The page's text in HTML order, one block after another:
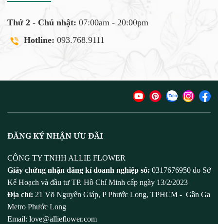
Thứ 2 - Chủ nhật: 07:00am - 20:00pm
Hotline: 093.768.9111
ĐĂNG KÝ NHẬN ƯU ĐÃI
CÔNG TY TNHH ALLIE FLOWER
Giấy chứng nhận đăng kí doanh nghiệp số: 0317676950 do Sở
Kế Hoạch và đầu tư TP. Hồ Chí Minh cấp ngày 13/2/2023
Địa chỉ: 21 Võ Nguyên Giáp, P Phước Long, TPHCM - Gần Ga
Metro Phước Long
Email: love@allieflower.com